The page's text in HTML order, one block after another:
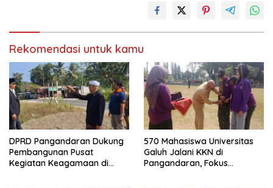
Rekomendasi untuk kamu
DPRD Pangandaran Dukung
Pembangunan Pusat
Kegiatan Keagamaan di
570 Mahasiswa Universitas
Galuh Jalani KKN di
Pangandaran, Fokus